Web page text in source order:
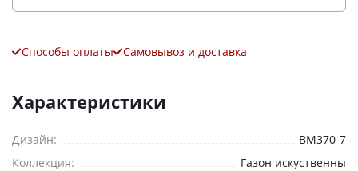
Способы оплаты Самовывоз и доставка
Характеристики
Дизайн:
BM370-7
Коллекция:
Газон искуственны